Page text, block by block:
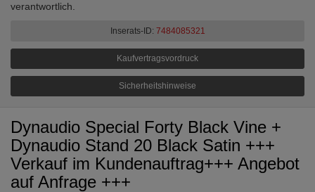
verantwortlich.
Inserats-ID: 7484085321
Kaufvertragsvordruck
Sicherheitshinweise
Dynaudio Special Forty Black Vine +
Dynaudio Stand 20 Black Satin +++
Verkauf im Kundenauftrag+++ Angebot
auf Anfrage +++